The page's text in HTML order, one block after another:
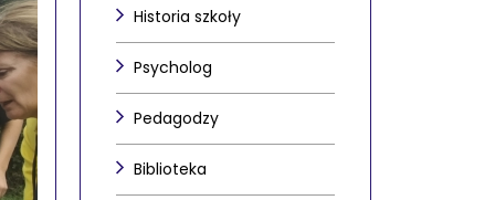
Historia szkoły
Psycholog
Pedagodzy
Biblioteka